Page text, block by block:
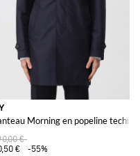
Morning en popeline
€
€
-55%